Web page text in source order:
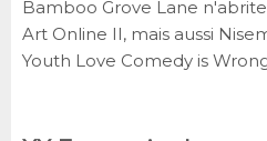
Bamboo Grove Lane
Art Online II, mais aussi
Youth Love Comedy is